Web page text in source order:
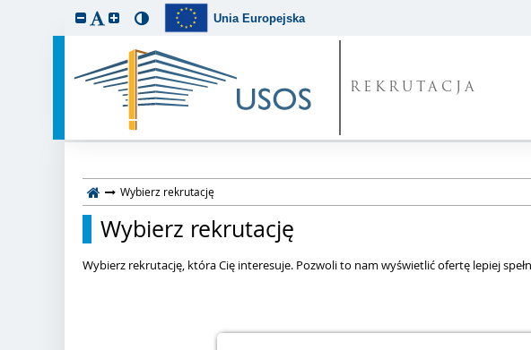
Unia Europejska
REKRUTACJA
Wybierz rekrutację
Wybierz rekrutację
Wybierz rekrutację, która Cię interesuje. Pozwoli to nam wyświetlić ofertę lepiej